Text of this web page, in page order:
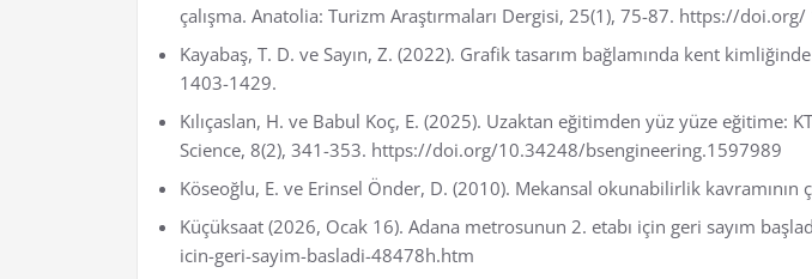
çalışma. Anatolia: Turizm Araştırmaları Dergisi, 25(1), 75-87. https://
Kayabaş, T. D. ve Sayın, Z. (2022). Grafik tasarım bağlamında kent
1403-1429.
Kılıçaslan, H. ve Babul Koç, E. (2025). Uzaktan eğitimden yüz yüze
Science, 8(2), 341-353. https://doi.org/10.34248/bsengineering.1597989
Köseoğlu, E. ve Erinsel Önder, D. (2010). Mekansal okunabilirlik kavramının
Küçüksaat (2026, Ocak 16). Adana metrosunun 2. etabı için geri sayım
icin-geri-sayim-basladi-48478h.htm